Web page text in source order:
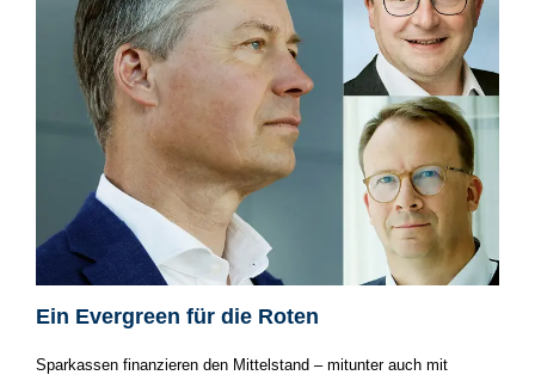
Ein Evergreen für die Roten
Sparkassen finanzieren den Mittelstand – mitunter auch mit